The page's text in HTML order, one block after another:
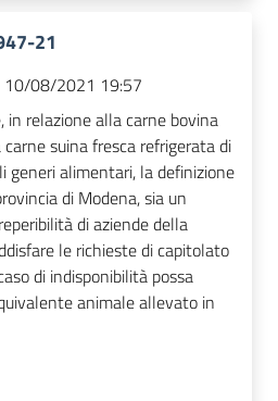
21
10/08/2021 19:57
in relazione alla carne bovina
suina fresca refrigerata di
generi alimentari, la definizione
di Modena, sia un
di aziende della
le richieste di capitolato
di indisponibilità possa
animale allevato in